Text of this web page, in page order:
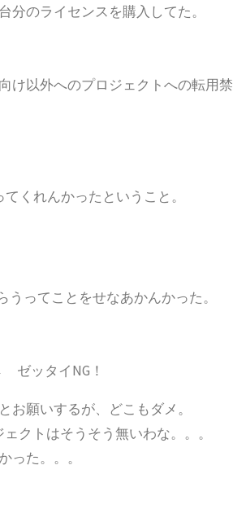
分のライセンスを購入してた。
け以外へのプロジェクトへの転用禁
くれんかったということ。
ってことをせなあかんかった。
ゼッタイNG！
願いするが、どこもダメ。
クトはそうそう無いわな。。。
た。。。